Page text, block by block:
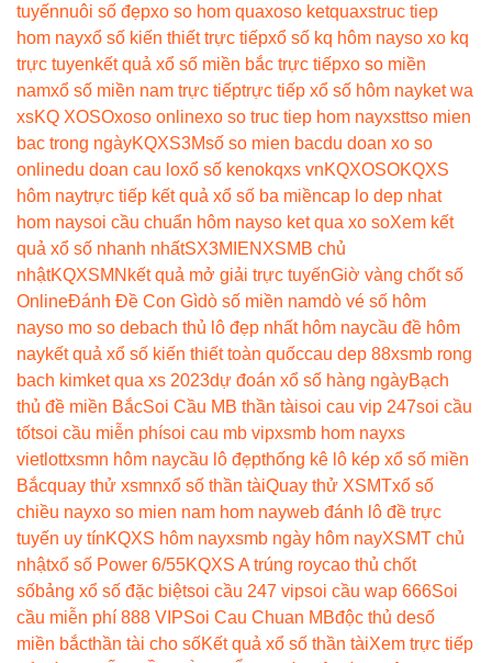
tuyếnnuôi số đẹpxo so hom quaxoso ketquaxstruc tiep
hom nayxổ số kiến thiết trực tiếpxổ số kq hôm nayso xo kq
trực tuyenkết quả xổ số miền bắc trực tiếpxo so miền
namxổ số miền nam trực tiếptrực tiếp xổ số hôm nayket wa
xsKQ XOSOxoso onlinexo so truc tiep hom nayxsttso mien
bac trong ngàyKQXS3Msố so mien bacdu doan xo so
onlinedu doan cau loxổ số kenokqxs vnKQXOSOKQXS
hôm naytrực tiếp kết quả xổ số ba miềncap lo dep nhat
hom naysoi cầu chuẩn hôm nayso ket qua xo soXem kết
quả xổ số nhanh nhấtSX3MIEN XSMB chủ
nhậtKQXSMN kết quả mở giải trực tuyếnGiờ vàng chốt số
OnlineĐánh Đề Con Gìdò số miền namdò vé số hôm
nayso mo so debach thủ lô đẹp nhất hôm naycầu đề hôm
naykết quả xổ số kiến thiết toàn quốccau dep 88xsmb rong
bach kimket qua xs 2023dự đoán xổ số hàng ngàyBạch
thủ đề miền BắcSoi Cầu MB thần tàisoi cau vip 247soi cầu
tốtsoi cầu miễn phísoi cau mb vipxsmb hom nayxs
vietlottxsmn hôm naycầu lô đẹpthống kê lô kép xổ số miền
Bắcquay thử xsmnxổ số thần tàiQuay thử XSMTxổ số
chiều nayxo so mien nam hom nayweb đánh lô đề trực
tuyến uy tínKQXS hôm nayxsmb ngày hôm nayXSMT chủ
nhậtxổ số Power 6/55KQXS A trúng roycao thủ chốt
sốbảng xổ số đặc biệtsoi cầu 247 vipsoi cầu wap 666Soi
cầu miễn phí 888 VIPSoi Cau Chuan MBđộc thủ desố
miền bắcthần tài cho sốKết quả xổ số thần tàiXem trực tiếp